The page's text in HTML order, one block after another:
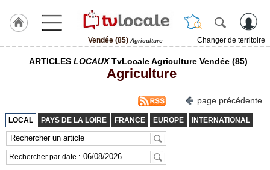
Vendée (85) Agriculture
Changer de territoire
J'adhère
(85)
TvLocale
France
ARTICLES LOCAUXTvLocale Agriculture Vendée (85)
Agriculture
page précédente
LOCAL PAYS DE LA LOIRE FRANCE EUROPE INTERNATIONAL
Rechercher par date :